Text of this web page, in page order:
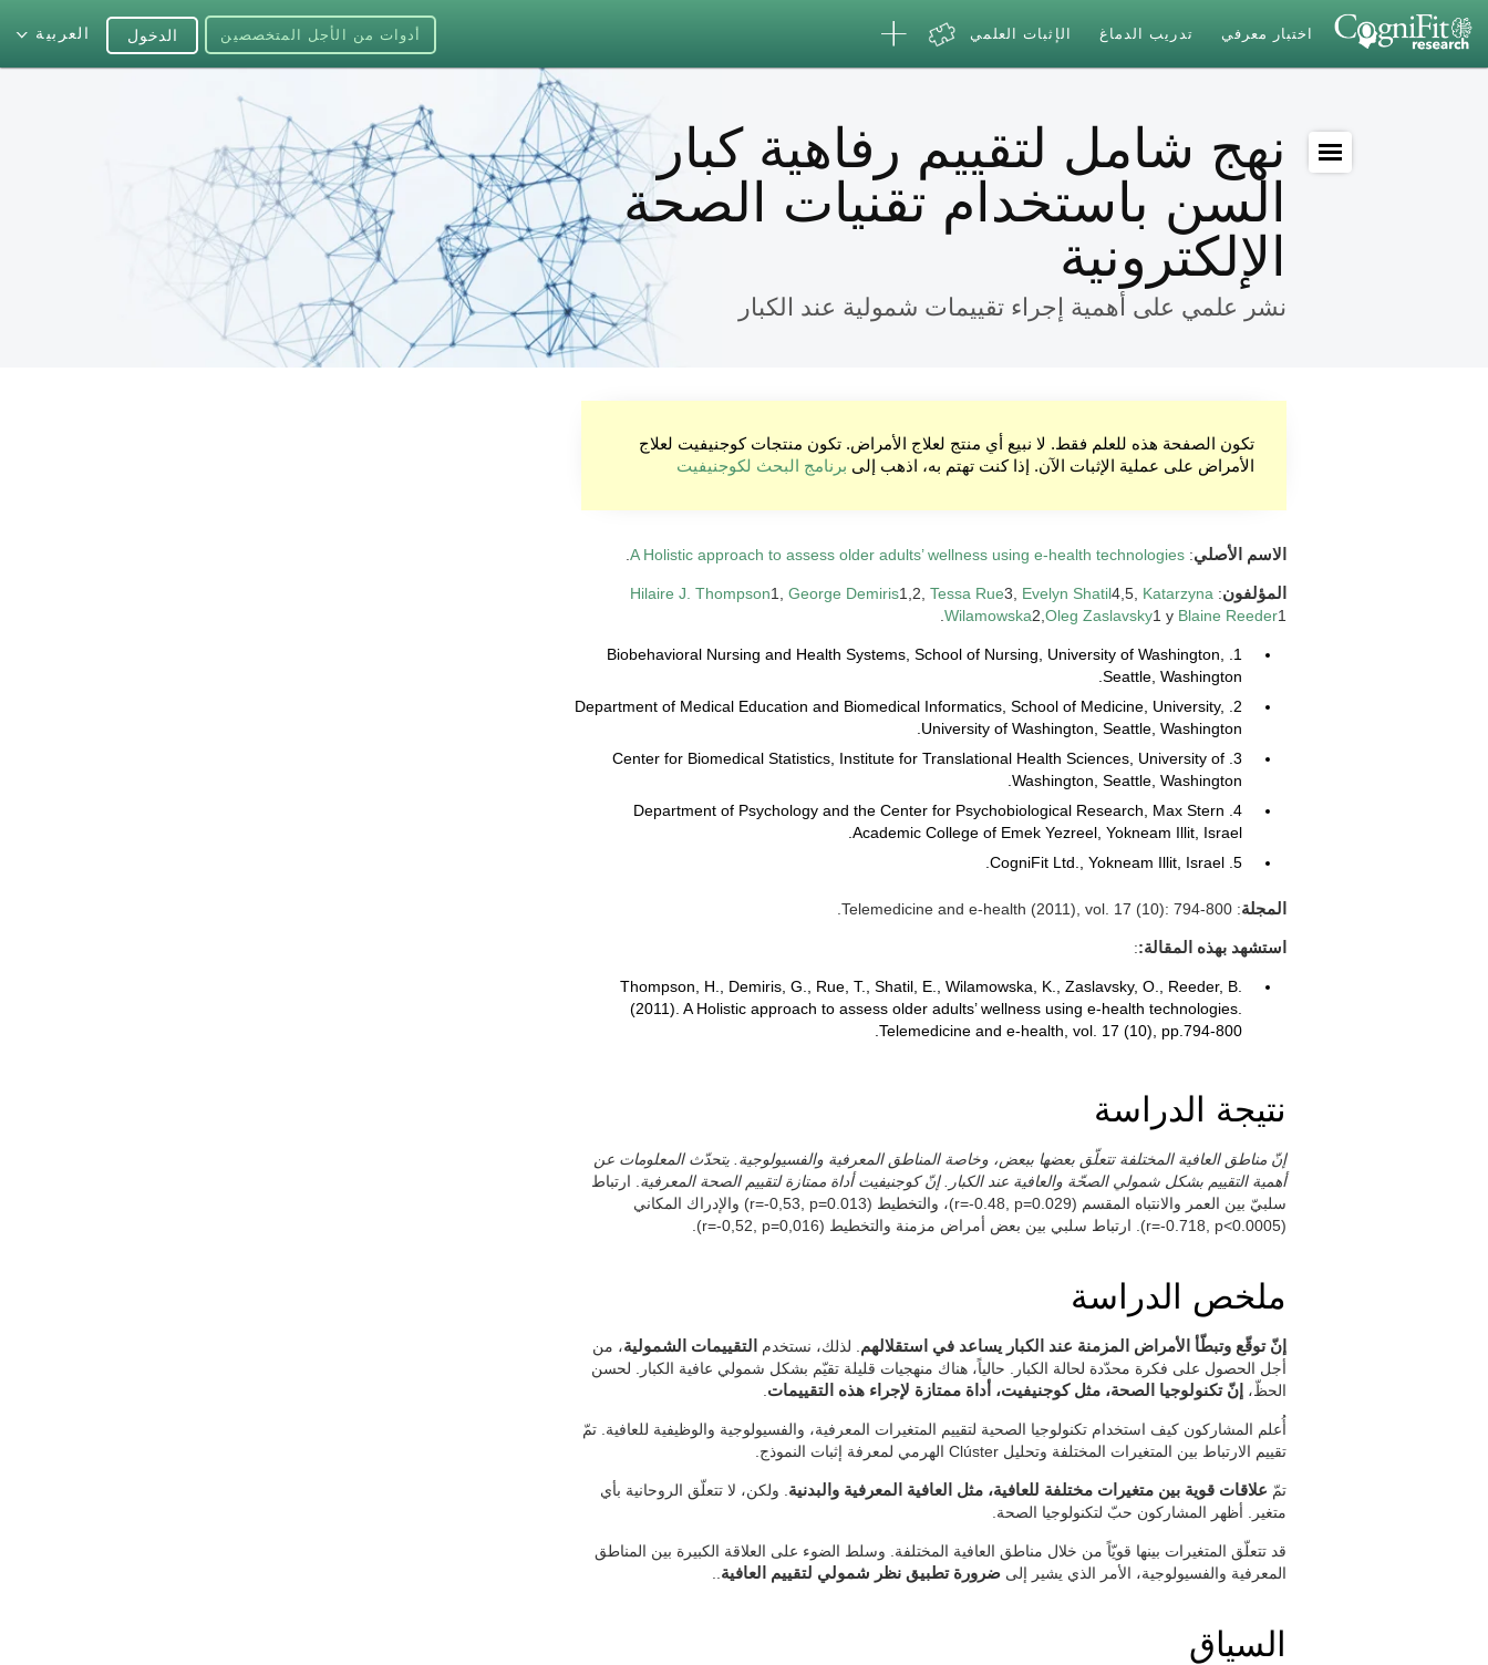
اختبار معرفي تدريب الدماغ الإثبات العلمي أدوات من الأجل المتخصصين العربية الدخول
نهج شامل لتقييم رفاهية كبار
السن باستخدام تقنيات الصحة
الإلكترونية
نشر علمي على أهمية إجراء تقييمات شمولية عند الكبار
تكون الصفحة هذه للعلم فقط. لا نبيع أي منتج لعلاج الأمراض. تكون منتجات كوجنيفيت لعلاج
الأمراض على عملية الإثبات الآن. إذا كنت تهتم به، اذهب إلى برنامج البحث لكوجنيفيت
الاسم الأصلي:
A Holistic approach to assess older adults’ wellness using e-health technologies
المؤلفون:
Hilaire J. Thompson1, George Demiris1,2, Tessa Rue3, Evelyn Shatil4,5, Katarzyna
Wilamowska2, Oleg Zaslavsky1 y Blaine Reeder1.
1. Biobehavioral Nursing and Health Systems, School of Nursing, University of Washington,
Seattle, Washington.
2. Department of Medical Education and Biomedical Informatics, School of Medicine, University,
University of Washington, Seattle, Washington.
3. Center for Biomedical Statistics, Institute for Translational Health Sciences, University of
Washington, Seattle, Washington.
4. Department of Psychology and the Center for Psychobiological Research, Max Stern
Academic College of Emek Yezreel, Yokneam Illit, Israel.
5. CogniFit Ltd., Yokneam Illit, Israel.
المجلة: Telemedicine and e-health (2011), vol. 17 (10): 794-800.
استشهد بهذه المقالة::
Thompson, H., Demiris, G., Rue, T., Shatil, E., Wilamowska, K., Zaslavsky, O., Reeder, B.
(2011). A Holistic approach to assess older adults’ wellness using e-health technologies.
Telemedicine and e-health, vol. 17 (10), pp.794-800.
نتيجة الدراسة
إنّ مناطق العافية المختلفة تتعلّق بعضها ببعض، وخاصة المناطق المعرفية والفسيولوجية. يتحدّث المعلومات عن
أهمية التقييم بشكل شمولي الصحّة والعافية عند الكبار. إنّ كوجنيفيت أداة ممتازة لتقييم الصحة المعرفية . ارتباط
سلبيّ بين العمر والانتباه المقسم (r=-0.48, p=0.029)، والتخطيط (r=-0,53, p=0.013) والإدراك المكاني
(r=-0.718, p<0.0005). ارتباط سلبي بين بعض أمراض مزمنة والتخطيط (r=-0,52, p=0,016).
ملخص الدراسة
إنّ توقّع وتبطّأ الأمراض المزمنة عند الكبار يساعد في استقلالهم . لذلك، نستخدم التقييمات الشمولية، من
أجل الحصول على فكرة محدّدة لحالة الكبار. حالياً، هناك منهجيات قليلة تقيّم بشكل شمولي عافية الكبار. لحسن
الحظّ، إنّ تكنولوجيا الصحة، مثل كوجنيفيت، أداة ممتازة لإجراء هذه التقييمات
أُعلم المشاركون كيف استخدام تكنولوجيا الصحية لتقييم المتغيرات المعرفية، والفسيولوجية والوظيفية للعافية. تمّ
تقييم الارتباط بين المتغيرات المختلفة وتحليل Clúster الهرمي لمعرفة إثبات النموذج.
تمّ علاقات قوية بين متغيرات مختلفة للعافية، مثل العافية المعرفية والبدنية . ولكن، لا تتعلّق الروحانية بأي
متغير. أظهر المشاركون حبّ لتكنولوجيا الصحة.
قد تتعلّق المتغيرات بينها قويّاً من خلال مناطق العافية المختلفة. وسلط الضوء على العلاقة الكبيرة بين المناطق
المعرفية والفسيولوجية، الأمر الذي يشير إلى ضرورة تطبيق نظر شمولي لتقييم العافية
السياق